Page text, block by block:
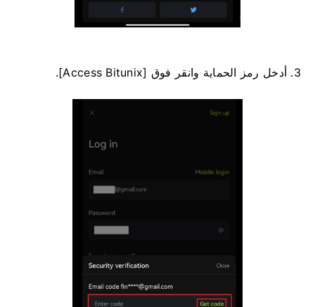
3. أدخل رمز الحماية وانقر فوق [Access Bitunix].